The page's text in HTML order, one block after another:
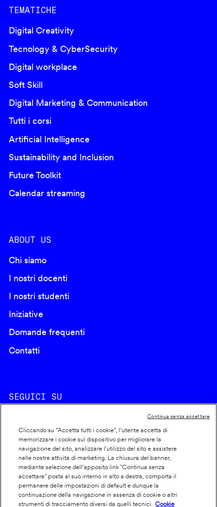
TEMATICHE
Digital Creativity
Tecnology & CyberSecurity
Digital workplace
Soft Skill
Digital Marketing & Communication
Tutti i corsi
Artificial Intelligence
Sustainability and Inclusion
Future Toolkit
Calendar streaming
ABOUT US
Chi siamo
I nostri docenti
I nostri studenti
Iniziative
Domande frequenti
Contatti
SEGUICI SU
Footer
info
Cookie policy
Dichiarazione di accessibilità
Privacy
Cliccando su “Accetta tutti i cookie”, l'utente accetta di
memorizzare i cookie sul dispositivo per migliorare la
navigazione del sito, analizzare l'utilizzo del sito e assistere
nelle nostre attività di marketing. La chiusura del banner,
mediante selezione dell’apposito link "Continua senza
accettare" posta al suo interno in alto a destra, comporta il
permanere delle impostazioni di default e dunque la
continuazione della navigazione in assenza di cookie o altri
strumenti di tracciamento diversi da quelli tecnici.
Cookie
Continua senza accettare